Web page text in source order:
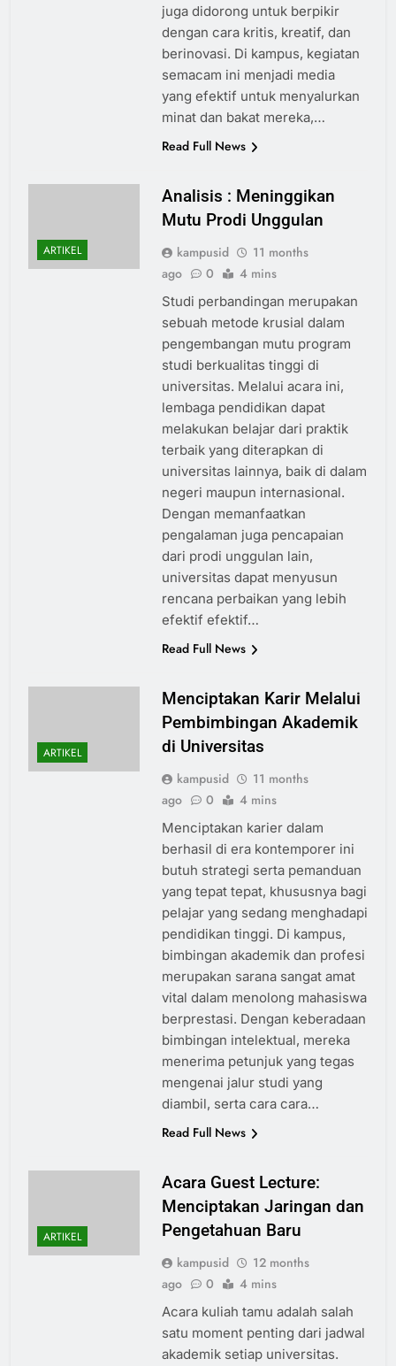
juga didorong untuk berpikir
dengan cara kritis, kreatif, dan
berinovasi. Di kampus, kegiatan
semacam ini menjadi media
yang efektif untuk menyalurkan
minat dan bakat mereka,…
Read Full News
ARTIKEL
Analisis : Meninggikan
Mutu Prodi Unggulan
kampusid
11 months
ago
0 4 mins
Studi perbandingan merupakan
sebuah metode krusial dalam
pengembangan mutu program
studi berkualitas tinggi di
universitas. Melalui acara ini,
lembaga pendidikan dapat
melakukan belajar dari praktik
terbaik yang diterapkan di
universitas lainnya, baik di dalam
negeri maupun internasional.
Dengan memanfaatkan
pengalaman juga pencapaian
dari prodi unggulan lain,
universitas dapat menyusun
rencana perbaikan yang lebih
efektif efektif…
Read Full News
ARTIKEL
Menciptakan Karir Melalui
Pembimbingan Akademik
di Universitas
kampusid
11 months
ago
0 4 mins
Menciptakan karier dalam
berhasil di era kontemporer ini
butuh strategi serta pemanduan
yang tepat tepat, khususnya bagi
pelajar yang sedang menghadapi
pendidikan tinggi. Di kampus,
bimbingan akademik dan profesi
merupakan sarana sangat amat
vital dalam menolong mahasiswa
berprestasi. Dengan keberadaan
bimbingan intelektual, mereka
menerima petunjuk yang tegas
mengenai jalur studi yang
diambil, serta cara cara…
Read Full News
ARTIKEL
Acara Guest Lecture:
Menciptakan Jaringan dan
Pengetahuan Baru
kampusid
12 months
ago
0 4 mins
Acara kuliah tamu adalah salah
satu moment penting dari jadwal
akademik setiap universitas.